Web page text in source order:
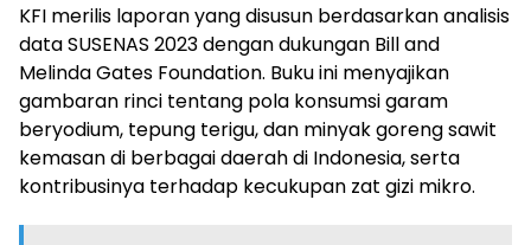
KFI merilis laporan yang disusun berdasarkan analisis
data SUSENAS 2023 dengan dukungan Bill and
Melinda Gates Foundation. Buku ini menyajikan
gambaran rinci tentang pola konsumsi garam
beryodium, tepung terigu, dan minyak goreng sawit
kemasan di berbagai daerah di Indonesia, serta
kontribusinya terhadap kecukupan zat gizi mikro.